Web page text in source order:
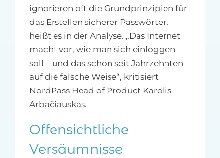
ignorieren oft die Grundprinzipien für
das Erstellen sicherer Passwörter,
heißt es in der Analyse. „Das Internet
macht vor, wie man sich einloggen
soll – und das schon seit Jahrzehnten
auf die falsche Weise“, kritisiert
NordPass Head of Product Karolis
Arbačiauskas.
Offensichtliche
Versäumnisse